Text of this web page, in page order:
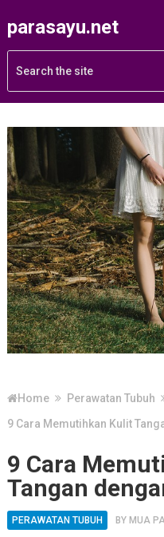
parasayu.net
Home
Perawatan Tubuh
9 Cara Memutihkan Kulit
9 Cara
Tangan
PERAWATAN TUBUH BY MUA